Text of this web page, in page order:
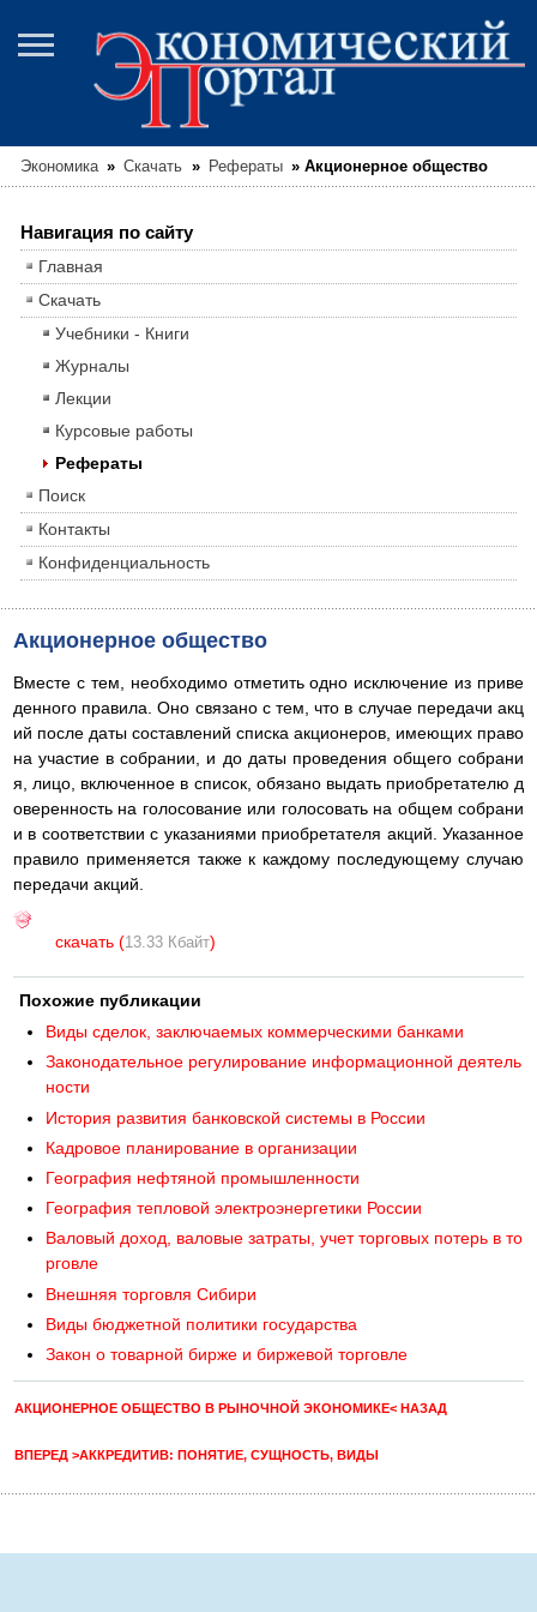
Экономика » Скачать » Рефераты » Акционерное общество
Навигация по сайту
Главная
Скачать
Учебники - Книги
Журналы
Лекции
Курсовые работы
Рефераты
Поиск
Контакты
Конфиденциальность
Акционерное общество
Вместе с тем, необходимо отметить одно исключение из приве
денного правила. Оно связано с тем, что в случае передачи акц
ий после даты составлений списка акционеров, имеющих право
на участие в собрании, и до даты проведения общего собрани
я, лицо, включенное в список, обязано выдать приобретателю д
оверенность на голосование или голосовать на общем собрани
и в соответствии с указаниями приобретателя акций. Указанное
правило применяется также к каждому последующему случаю
передачи акций.
скачать (13.33 Кбайт)
Похожие публикации
Виды сделок, заключаемых коммерческими банками
Законодательное регулирование информационной деятель
ности
История развития банковской системы в России
Кадровое планирование в организации
География нефтяной промышленности
География тепловой электроэнергетики России
Валовый доход, валовые затраты, учет торговых потерь в то
рговле
Внешняя торговля Сибири
Виды бюджетной политики государства
Закон о товарной бирже и биржевой торговле
АКЦИОНЕРНОЕ ОБЩЕСТВО В РЫНОЧНОЙ ЭКОНОМИКЕ< НАЗАД
ВПЕРЕД >АККРЕДИТИВ: ПОНЯТИЕ, СУЩНОСТЬ, ВИДЫ